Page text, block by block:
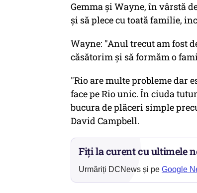
Gemma şi Wayne, în vârstă
şi să plece cu toată familie,
Wayne: "Anul trecut am fost
căsătorim şi să formăm o
"Rio are multe probleme dar
face pe Rio unic. În ciuda
bucura de plăceri simple
David Campbell.
Fiți la curent cu ultimele
Urmăriți DCNews și pe Google